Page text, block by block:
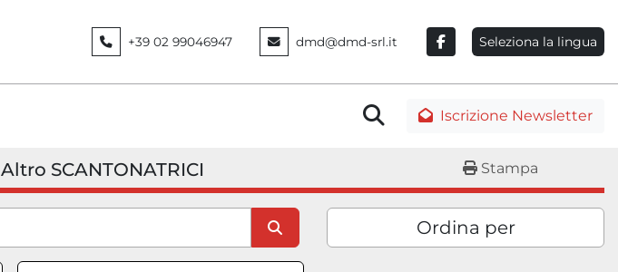
+39 02 99046947 dmd@dmd-srl.it
facebook
Seleziona la lingua
CercaIscrizione Newsletter
Altro SCANTONATRICI Stampa
Ordina per